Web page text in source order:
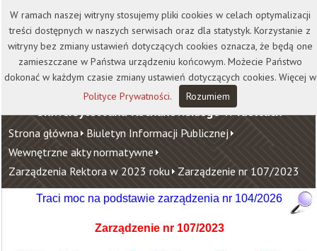
Kontakt Biblioteka
Wydawnictwo
Wirtualna Uczelnia
Uniwersytet Jana Kochanowskiego w Kielcach
Strona główna Biuletyn Informacji Publicznej
Wewnętrzne akty normatywne
Zarządzenia Rektora w 2023 roku Zarządzenie nr 107/2023
Traci moc na podstawie zarządzenia nr 104/2026
Zarządzenie nr 107/2023
W ramach naszej witryny stosujemy pliki cookies w celach optymalizacji
treści dostępnych w naszych serwisach oraz dla statystyk. Korzystanie z
witryny bez zmiany ustawień dotyczących cookies oznacza, że będą one
zamieszczane w Państwa urządzeniu końcowym. Możecie Państwo
dokonać w każdym czasie zmiany ustawień dotyczących cookies. Więcej w
Polityce Prywatności. Rozumiem